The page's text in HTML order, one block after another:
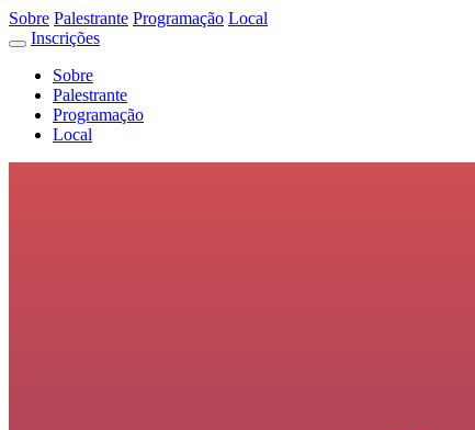
Sobre Palestrante Programação Local
Inscrições
Sobre
Palestrante
Programação
Local